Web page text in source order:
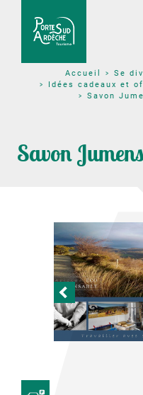
Accueil Se
Idées cadeaux et
Savon
Savon